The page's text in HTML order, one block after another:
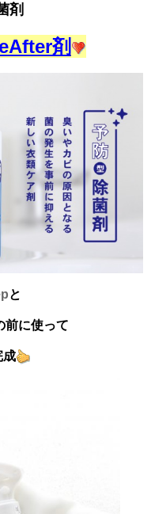
剤
剤
と
前に使って
成